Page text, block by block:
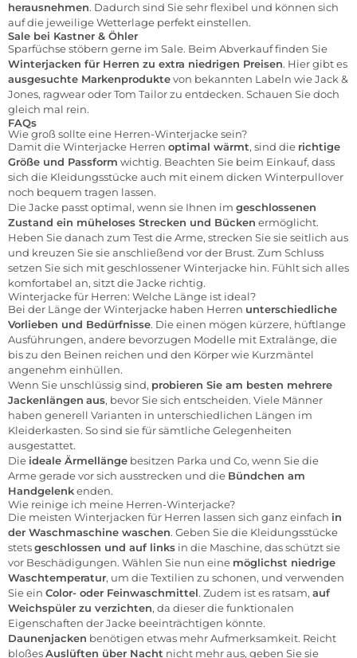
herausnehmen. Dadurch sind Sie sehr flexibel und können sich
auf die jeweilige Wetterlage perfekt einstellen.
Sale bei Kastner & Öhler
Sparfüchse stöbern gerne im Sale. Beim Abverkauf finden Sie
Winterjacken für Herren zu extra niedrigen Preisen. Hier gibt es
ausgesuchte Markenproduktevon bekannten Labeln wieJack &
Jones, ragwearoderTom Tailorzu entdecken. Schauen Sie doch
gleich mal rein.
FAQs
Wie groß sollte eine Herren-Winterjacke sein?
Damit die Winterjacke Herren optimal wärmt, sind die richtige
Größe und Passform wichtig. Beachten Sie beim Einkauf, dass
sich die Kleidungsstücke auch mit einem dicken Winterpullover
noch bequem tragen lassen.
Die Jacke passt optimal, wenn sie Ihnen im geschlossenen
Zustand ein müheloses Strecken und Bücken ermöglicht.
Heben Sie danach zum Test die Arme, strecken Sie sie seitlich aus
und kreuzen Sie sie anschließend vor der Brust. Zum Schluss
setzen Sie sich mit geschlossener Winterjacke hin. Fühlt sich alles
komfortabel an, sitzt die Jacke richtig.
Winterjacke für Herren: Welche Länge ist ideal?
Bei der Länge der Winterjacke haben Herren unterschiedliche
Vorlieben und Bedürfnisse. Die einen mögen kürzere, hüftlange
Ausführungen, andere bevorzugen Modelle mit Extralänge, die
bis zu den Beinen reichen und den Körper wie Kurzmäntel
angenehm einhüllen.
Wenn Sie unschlüssig sind, probieren Sie am besten mehrere
Jackenlängen aus, bevor Sie sich entscheiden. Viele Männer
haben generell Varianten in unterschiedlichen Längen im
Kleiderkasten. So sind sie für sämtliche Gelegenheiten
ausgestattet.
Die ideale Ärmellänge besitzen Parka und Co, wenn Sie die
Arme gerade vor sich ausstrecken und die Bündchen am
Handgelenkenden.
Wie reinige ich meine Herren-Winterjacke?
Die meisten Winterjacken für Herren lassen sich ganz einfach in
der Waschmaschine waschen. Geben Sie die Kleidungsstücke
stetsgeschlossen und auf links in die Maschine, das schützt sie
vor Beschädigungen. Wählen Sie nun eine möglichst niedrige
Waschtemperatur, um die Textilien zu schonen, und verwenden
Sie ein Color- oder Feinwaschmittel. Zudem ist es ratsam, auf
Weichspüler zu verzichten, da dieser die funktionalen
Eigenschaften der Jacke beeinträchtigen könnte.
Daunenjacken benötigen etwas mehr Aufmerksamkeit. Reicht
bloßesAuslüften über Nacht nicht mehr aus, geben Sie sie